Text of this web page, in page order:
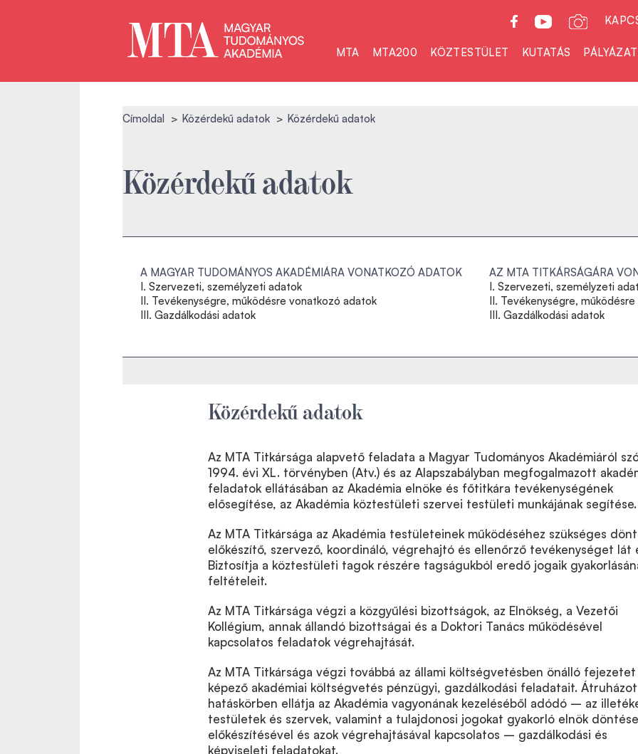
MTA MTA200 KÖZTESTÜLET KUTATÁS
Címoldal Közérdekű adatok Közérdekű adatok
Közérdekű adatok
A MAGYAR TUDOMÁNYOS AKADÉMIÁRA VONATKOZÓ ADATOK
I. Szervezeti, személyzeti adatok
II. Tevékenységre, működésre vonatkozó adatok
III. Gazdálkodási adatok
AZ MTA TITKÁRSÁGÁRA
I. Szervezeti, személyzeti
II. Tevékenységre,
III. Gazdálkodási adatok
Közérdekű adatok
Az MTA Titkársága alapvető feladata a Magyar Tudományos Akadémiáról
1994. évi XL. törvényben (Atv.) és az Alapszabályban megfogalmazott
feladatok ellátásában az Akadémia elnöke és főtitkára tevékenységének
elősegítése, az Akadémia köztestületi szervei testületi munkájának segítése.
Az MTA Titkársága az Akadémia testületeinek működéséhez szükséges
előkészítő, szervező, koordináló, végrehajtó és ellenőrző tevékenységet lát
Biztosítja a köztestületi tagok részére tagságukból eredő jogaik
feltételeit.
Az MTA Titkársága végzi a közgyűlési bizottságok, az Elnökség, a Vezetői
Kollégium, annak állandó bizottságai és a Doktori Tanács működésével
kapcsolatos feladatok végrehajtását.
Az MTA Titkársága végzi továbbá az állami költségvetésben önálló fejezetet
képező akadémiai költségvetés pénzügyi, gazdálkodási feladatait.
hatáskörben ellátja az Akadémia vagyonának kezeléséből adódó – az
testületek és szervek, valamint a tulajdonosi jogokat gyakorló elnök
előkészítésével és azok végrehajtásával kapcsolatos – gazdálkodási és
képviseleti feladatokat.